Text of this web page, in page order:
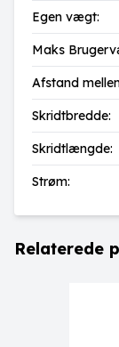
Egen vægt:
Maks
Afstand
Skridtbredde:
Skridtlængde:
Strøm:
Relaterede